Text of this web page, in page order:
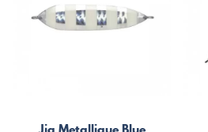
Jig Metallique Blue